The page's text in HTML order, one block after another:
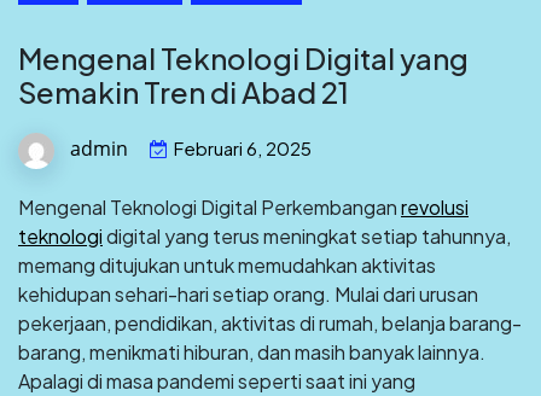
Mengenal Teknologi Digital yang
Semakin Tren di Abad 21
admin Februari 6, 2025
Mengenal Teknologi Digital Perkembanganrevolusi
teknologidigital yang terus meningkat setiap tahunnya,
memang ditujukan untuk memudahkan aktivitas
kehidupan sehari-hari setiap orang. Mulai dari urusan
pekerjaan, pendidikan, aktivitas di rumah, belanja barang-
barang, menikmati hiburan, dan masih banyak lainnya.
Apalagi di masa pandemi seperti saat ini yang